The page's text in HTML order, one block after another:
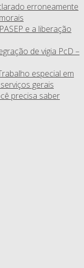
erroneamente
e a liberação
de vigia PcD –
especial em
gerais
precisa saber